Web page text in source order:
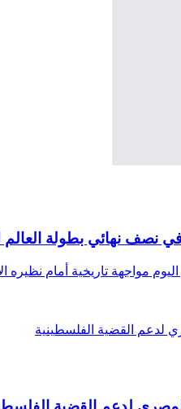
نصف نهائي بطولة العالم
مواجهة تاريخية أمام نظيره